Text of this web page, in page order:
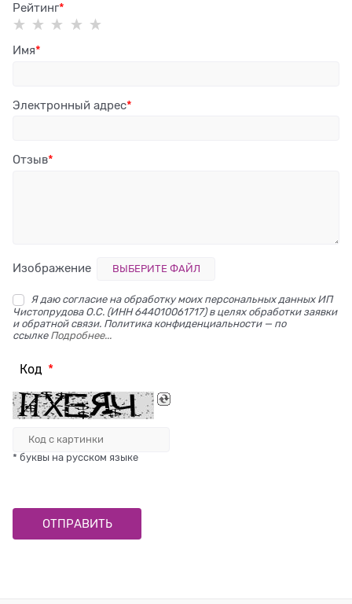
Рейтинг
Имя
Электронный адрес
Отзыв
Изображение ВЫБЕРИТЕ ФАЙЛ
Я даю согласие на обработку моих персональных данных ИП
Чистопрудова О.С. (ИНН 644010061717) в целях обработки заявки
и обратной связи. Политика конфиденциальности — по
ссылке Подробнее...
Код
* буквы на русском языке